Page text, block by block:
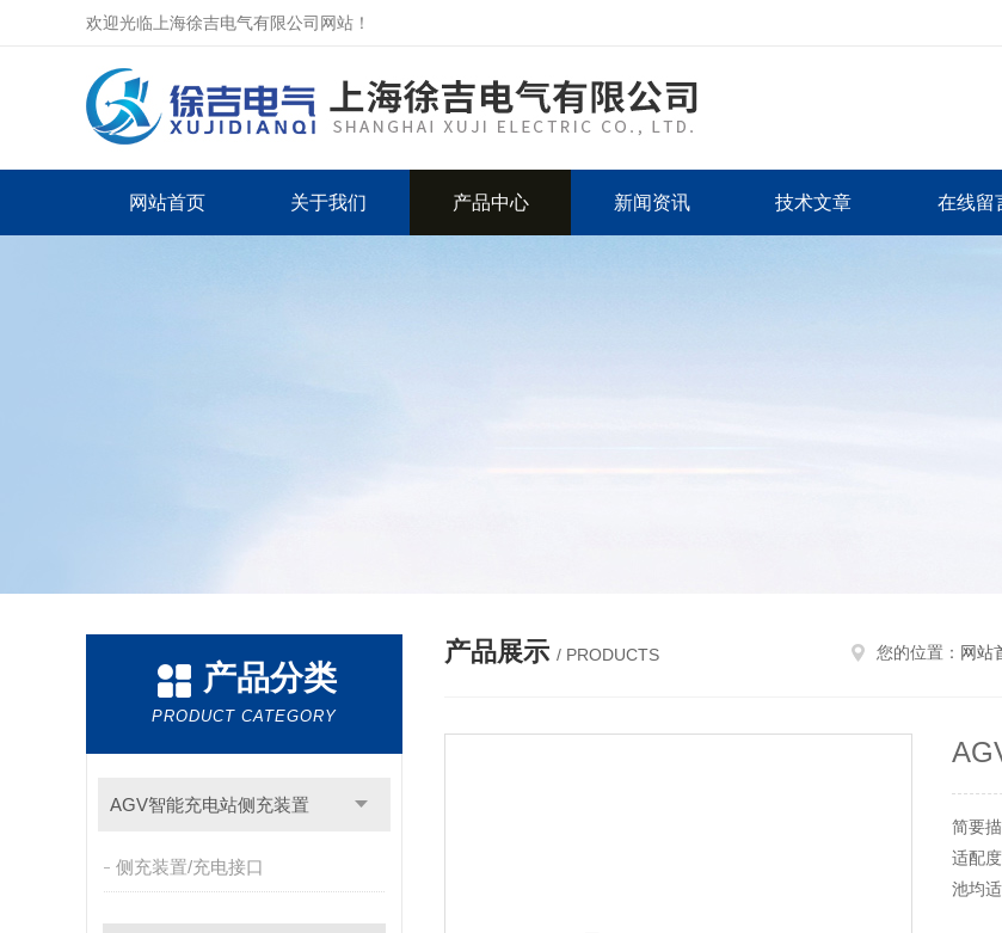
欢迎光临上海徐吉电气有限公司网站！
网站首页 关于我们 产品中心 新闻资讯 技术文章 在线留
产品分类
PRODUCT CATEGORY
AGV智能充电站侧充装置
侧充装置/充电接口
产品展示 / PRODUCTS 您的位置： 网站
简要
适配
池均适